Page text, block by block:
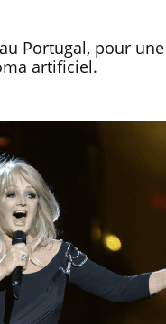
Portugal, pour
artificiel.